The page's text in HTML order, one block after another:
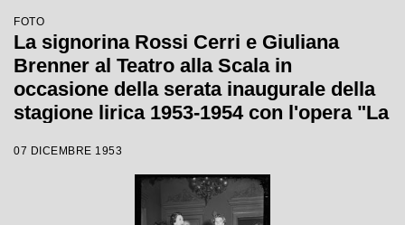
FOTO
La signorina Rossi Cerri e Giuliana
Brenner al Teatro alla Scala in
occasione della serata inaugurale della
stagione lirica 1953-1954 con l'opera "La
Carlo Maria Giulini, con la regia di
Tatiana Pavlova
07 DICEMBRE 1953